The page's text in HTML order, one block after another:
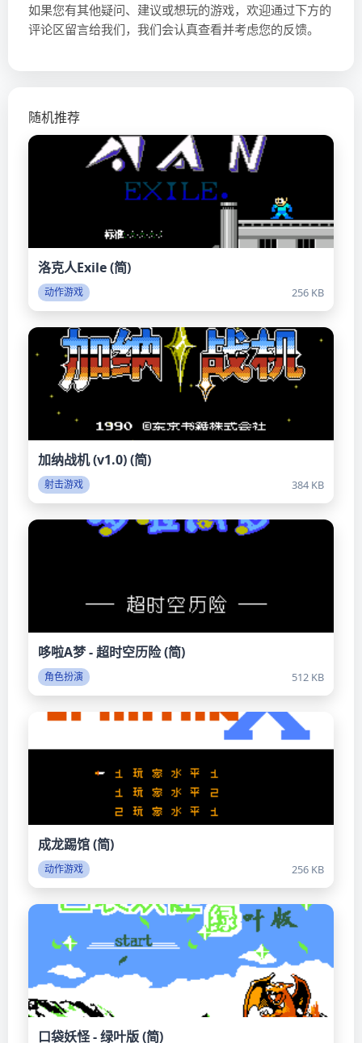
如果您有其他疑问、建议或想玩的游戏，欢迎通过下方的
评论区留言给我们，我们会认真查看并考虑您的反馈。
随机推荐
洛克人Exile (简)
动作游戏 256 KB
加纳战机 (v1.0) (简)
射击游戏 384 KB
哆啦A梦 - 超时空历险 (简)
角色扮演 512 KB
成龙踢馆 (简)
动作游戏 256 KB
口袋妖怪 - 绿叶版 (简)